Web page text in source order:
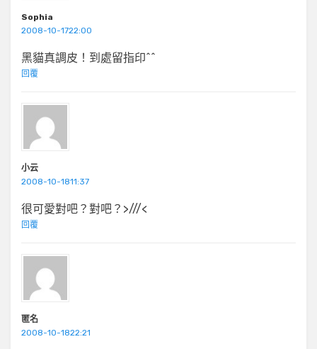
Sophia
2008-10-1722:00
黑貓真調皮！到處留指印^^
回覆
小云
2008-10-1811:37
很可愛對吧？對吧？>///<
回覆
匿名
2008-10-1822:21